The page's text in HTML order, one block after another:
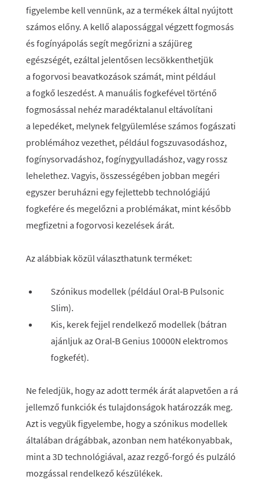
figyelembe kell vennünk, az a termékek által nyújtott
számos előny. A kellő alapossággal végzett fogmosás
és fogínyápolás segít megőrizni a szájüreg
egészségét, ezáltal jelentősen lecsökkenthetjük
a fogorvosi beavatkozások számát, mint például
a fogkő leszedést. A manuális fogkefével történő
fogmosással nehéz maradéktalanul eltávolítani
a lepedéket, melynek felgyülemlése számos fogászati
problémához vezethet, például fogszuvasodáshoz,
fogínysorvadáshoz, fogínygyulladáshoz, vagy rossz
lehelethez. Vagyis, összességében jobban megéri
egyszer beruházni egy fejlettebb technológiájú
fogkefére és megelőzni a problémákat, mint később
megfizetni a fogorvosi kezelések árát.
Az alábbiak közül választhatunk terméket:
Szónikus modellek (például Oral‑B Pulsonic
Slim).
Kis, kerek fejjel rendelkező modellek (bátran
ajánljuk az Oral‑B Genius 10000N elektromos
fogkefét).
Ne feledjük, hogy az adott termék árát alapvetően a rá
jellemző funkciók és tulajdonságok határozzák meg.
Azt is vegyük figyelembe, hogy a szónikus modellek
általában drágábbak, azonban nem hatékonyabbak,
mint a 3D technológiával, azaz rezgő-forgó és pulzáló
mozgással rendelkező készülékek.